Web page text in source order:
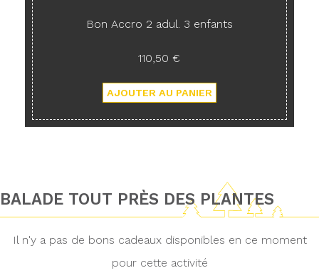
Bon Accro 2 adul. 3 enfants
110,50 €
BALADE TOUT PRÈS DES PLANTES
Il n'y a pas de bons cadeaux disponibles en ce moment
pour cette activité